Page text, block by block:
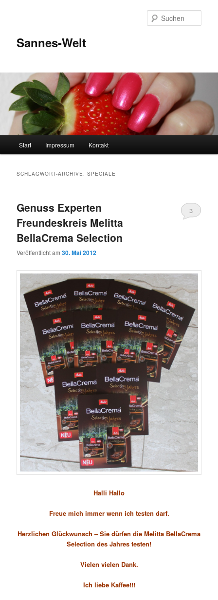
Sannes-Welt
Start Impressum Kontakt
SCHLAGWORT-ARCHIVE:SPECIALE
Genuss Experten
Freundeskreis Melitta
BellaCrema Selection
Veröffentlicht am30. Mai 2012
3
Halli Hallo
Freue mich immer wenn ich testen darf.
Herzlichen Glückwunsch – Sie dürfen die Melitta BellaCrema
Selection des Jahres testen!
Vielen vielen Dank.
Ich liebe Kaffee!!!